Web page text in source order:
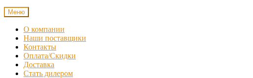
Меню
О компании
Наши поставщики
Контакты
Оплата/Скидки
Доставка
Стать дилером